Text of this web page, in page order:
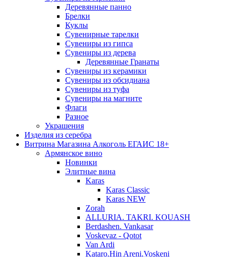
Деревянные панно
Брелки
Куклы
Сувенирные тарелки
Сувениры из гипса
Сувениры из дерева
Деревянные Гранаты
Сувениры из керамики
Сувениры из обсидиана
Сувениры из туфа
Сувениры на магните
Флаги
Разное
Украшения
Изделия из серебра
Витрина Магазина Алкоголь ЕГАИС 18+
Армянское вино
Новинки
Элитные вина
Karas
Karas Classic
Karas NEW
Zorah
ALLURIA. TAKRI. KOUASH
Berdashen. Vankasar
Voskevaz - Qotot
Van Ardi
Kataro.Hin Areni.Voskeni